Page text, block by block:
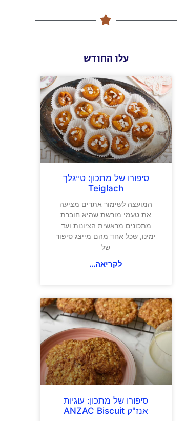
עלו החודש
סיפורו של מתכון: טייגלך
Teiglach
המועצה לשימור אתרים מציעה
את טעמי מורשת שהיא חוברת
מתכונים מראשית הציונות ועד
ימינו, שכל אחד מהם מייצג סיפור
של
לקריאה...
סיפורו של מתכון: עוגיות
אנז"ק ANZAC Biscuit